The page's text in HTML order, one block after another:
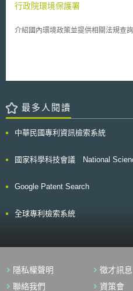
行政院環境保護署
介紹國內環境政策並提供相關法規查詢
最多人閱讀
中華民國專利資訊檢索系統
國家科學科技會議 National
Google Patent Search
全球專利檢索系統
隱私權聲明 徵才訊息
聯絡我們
資策會